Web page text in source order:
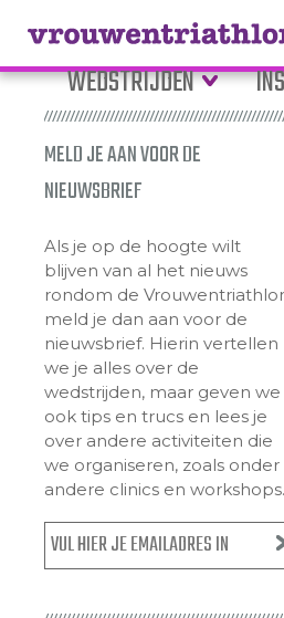
WEDSTRIJDEN
MELD JE AAN VOOR DE
NIEUWSBRIEF
Als je op de hoogte wilt
blijven van al het nieuws
rondom de
meld je dan aan voor de
nieuwsbrief. Hierin vertellen
we je alles over de
wedstrijden, maar geven we
ook tips en trucs en lees je
over andere activiteiten die
we organiseren, zoals onder
andere clinics en workshops.